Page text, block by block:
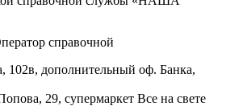
справочной
102в, дополнительный оф. Банка,
29, супермаркет Все на свете